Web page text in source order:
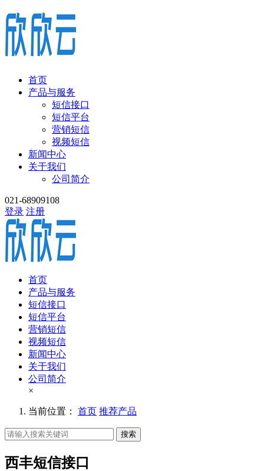
首页
产品与服务
短信接口
短信平台
营销短信
视频短信
新闻中心
关于我们
公司简介
021-68909108
登录 注册
首页
产品与服务
短信接口
短信平台
营销短信
视频短信
新闻中心
关于我们
公司简介
×
当前位置： 首页 推荐产品
搜索
西丰短信接口